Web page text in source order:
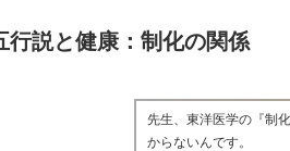
行説と健康：制化の関係
先生、東洋医学の『制
からないんです。